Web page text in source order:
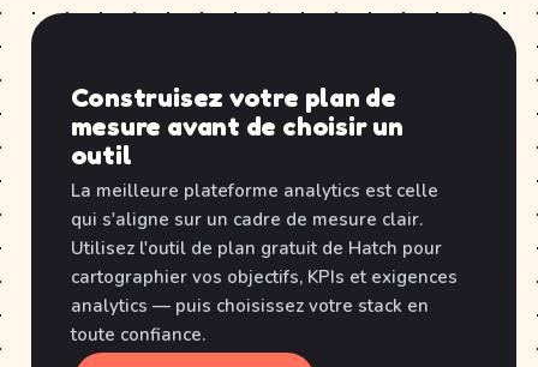
Construisez votre plan de
mesure avant de choisir un
outil
La meilleure plateforme analytics est celle
qui s'aligne sur un cadre de mesure clair.
Utilisez l'outil de plan gratuit de Hatch pour
cartographier vos objectifs, KPIs et exigences
analytics — puis choisissez votre stack en
toute confiance.